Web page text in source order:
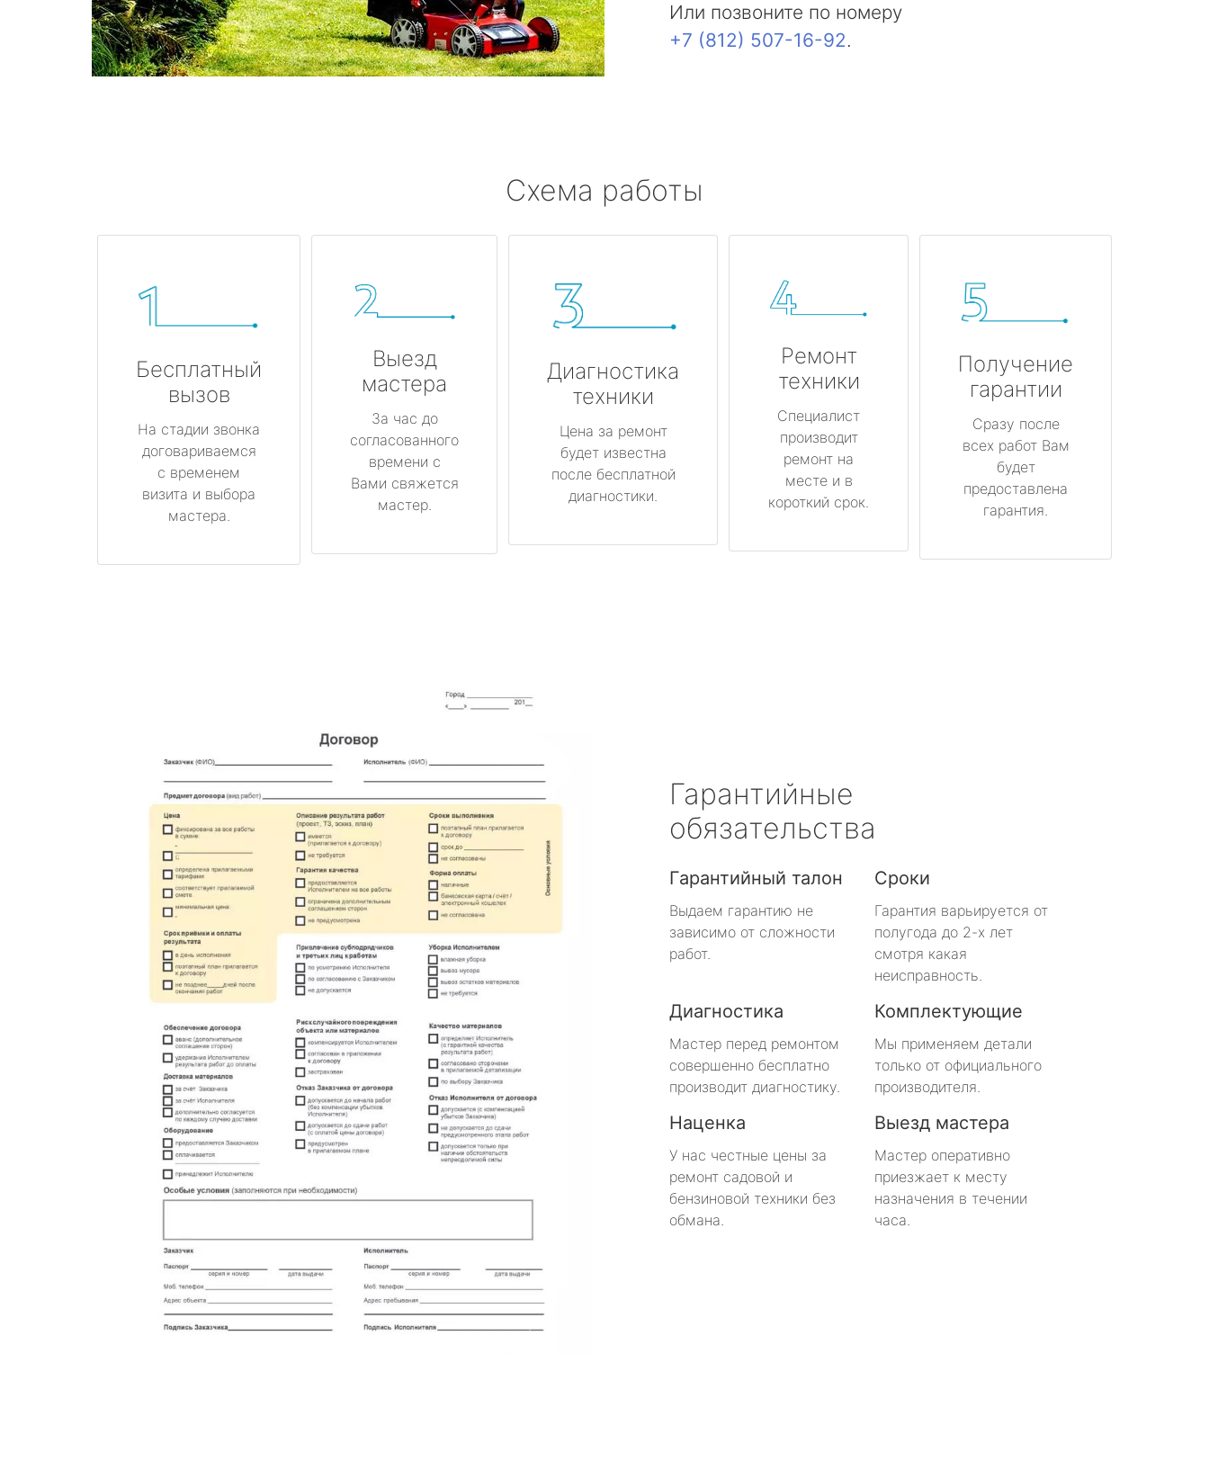
Или позвоните по номеру
+7 (812) 507-16-92.
Схема работы
Бесплатный
вызов
На стадии звонка
договариваемся
с временем
визита и выбора
мастера.
Выезд
мастера
За час до
согласованного
времени с
Вами свяжется
мастер.
Диагностика
техники
Цена за ремонт
будет известна
после бесплатной
диагностики.
Ремонт
техники
Специалист
производит
ремонт на
месте и в
короткий срок.
Получение
гарантии
Сразу после
всех работ Вам
будет
предоставлена
гарантия.
Гарантийные
обязательства
Гарантийный талон
Выдаем гарантию не
зависимо от сложности
работ.
Сроки
Гарантия варьируется от
полугода до 2-х лет
смотря какая
неисправность.
Диагностика
Мастер перед ремонтом
совершенно бесплатно
производит диагностику.
Комплектующие
Мы применяем детали
только от официального
производителя.
Наценка
У нас честные цены за
ремонт садовой и
бензиновой техники без
обмана.
Выезд мастера
Мастер оперативно
приезжает к месту
назначения в течении
часа.